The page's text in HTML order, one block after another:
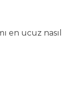
en ucuz nasıl